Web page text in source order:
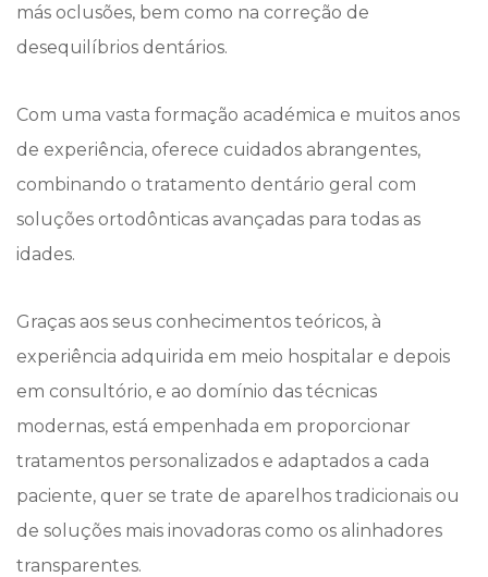
más oclusões, bem como na correção de
desequilíbrios dentários.
Com uma vasta formação académica e muitos anos
de experiência, oferece cuidados abrangentes,
combinando o tratamento dentário geral com
soluções ortodônticas avançadas para todas as
idades.
Graças aos seus conhecimentos teóricos, à
experiência adquirida em meio hospitalar e depois
em consultório, e ao domínio das técnicas
modernas, está empenhada em proporcionar
tratamentos personalizados e adaptados a cada
paciente, quer se trate de aparelhos tradicionais ou
de soluções mais inovadoras como os alinhadores
transparentes.